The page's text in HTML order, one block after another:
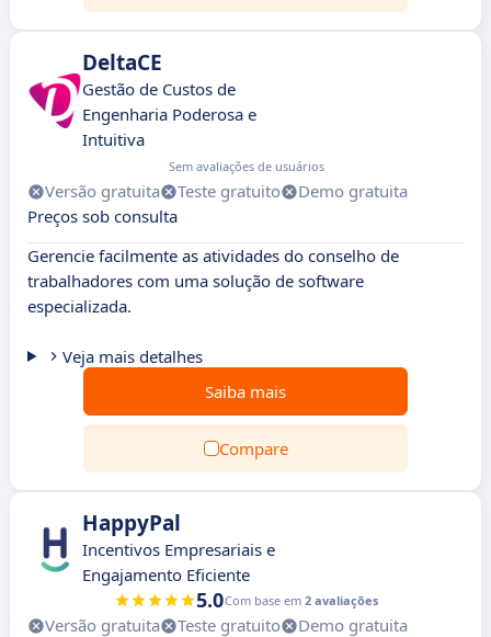
DeltaCE
Gestão de Custos de
Engenharia Poderosa e
Intuitiva
Sem avaliações de usuários
Versão gratuita Teste gratuito
Demo gratuita
Preços sob consulta
Gerencie facilmente as atividades do conselho de
trabalhadores com uma solução de software
especializada.
Veja mais detalhes
Saiba mais
Compare
HappyPal
Incentivos Empresariais e
Engajamento Eficiente
5.0Com base em 2 avaliações
Versão gratuita Teste gratuito
Demo gratuita